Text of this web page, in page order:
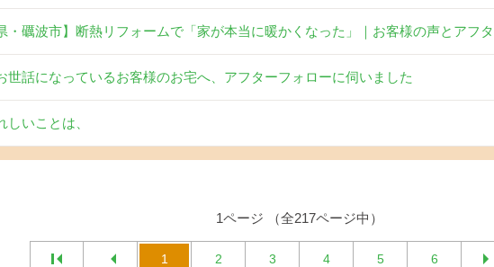
・礪波市】断熱リフォームで「家が本当に暖かくなった」｜お客様の声とアフ
世話になっているお客様のお宅へ、アフターフォローに伺いました
しいことは、
1ページ （全217ページ中）
1 2 3 4 5 6